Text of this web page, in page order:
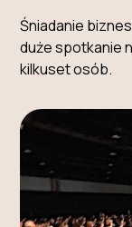
Śniadanie
duże spotkanie
kilkuset osób.